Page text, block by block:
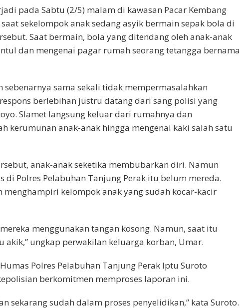
pada Sabtu (2/5) malam di kawasan Pacar Kembang
sekelompok anak sedang asyik bermain sepak bola di
Saat bermain, bola yang ditendang oleh anak-anak
dan mengenai pagar rumah seorang tetangga bernama
sebenarnya sama sekali tidak mempermasalahkan
berlebihan justru datang dari sang polisi yang
Slamet langsung keluar dari rumahnya dan
kerumunan anak-anak hingga mengenai kaki salah satu
anak-anak seketika membubarkan diri. Namun
di Polres Pelabuhan Tanjung Perak itu belum mereda.
menghampiri kelompok anak yang sudah kocar-kacir
menggunakan tangan kosong. Namun, saat itu
akik,” ungkap perwakilan keluarga korban, Umar.
Polres Pelabuhan Tanjung Perak Iptu Suroto
berkomitmen memproses laporan ini.
sekarang sudah dalam proses penyelidikan,” kata Suroto.